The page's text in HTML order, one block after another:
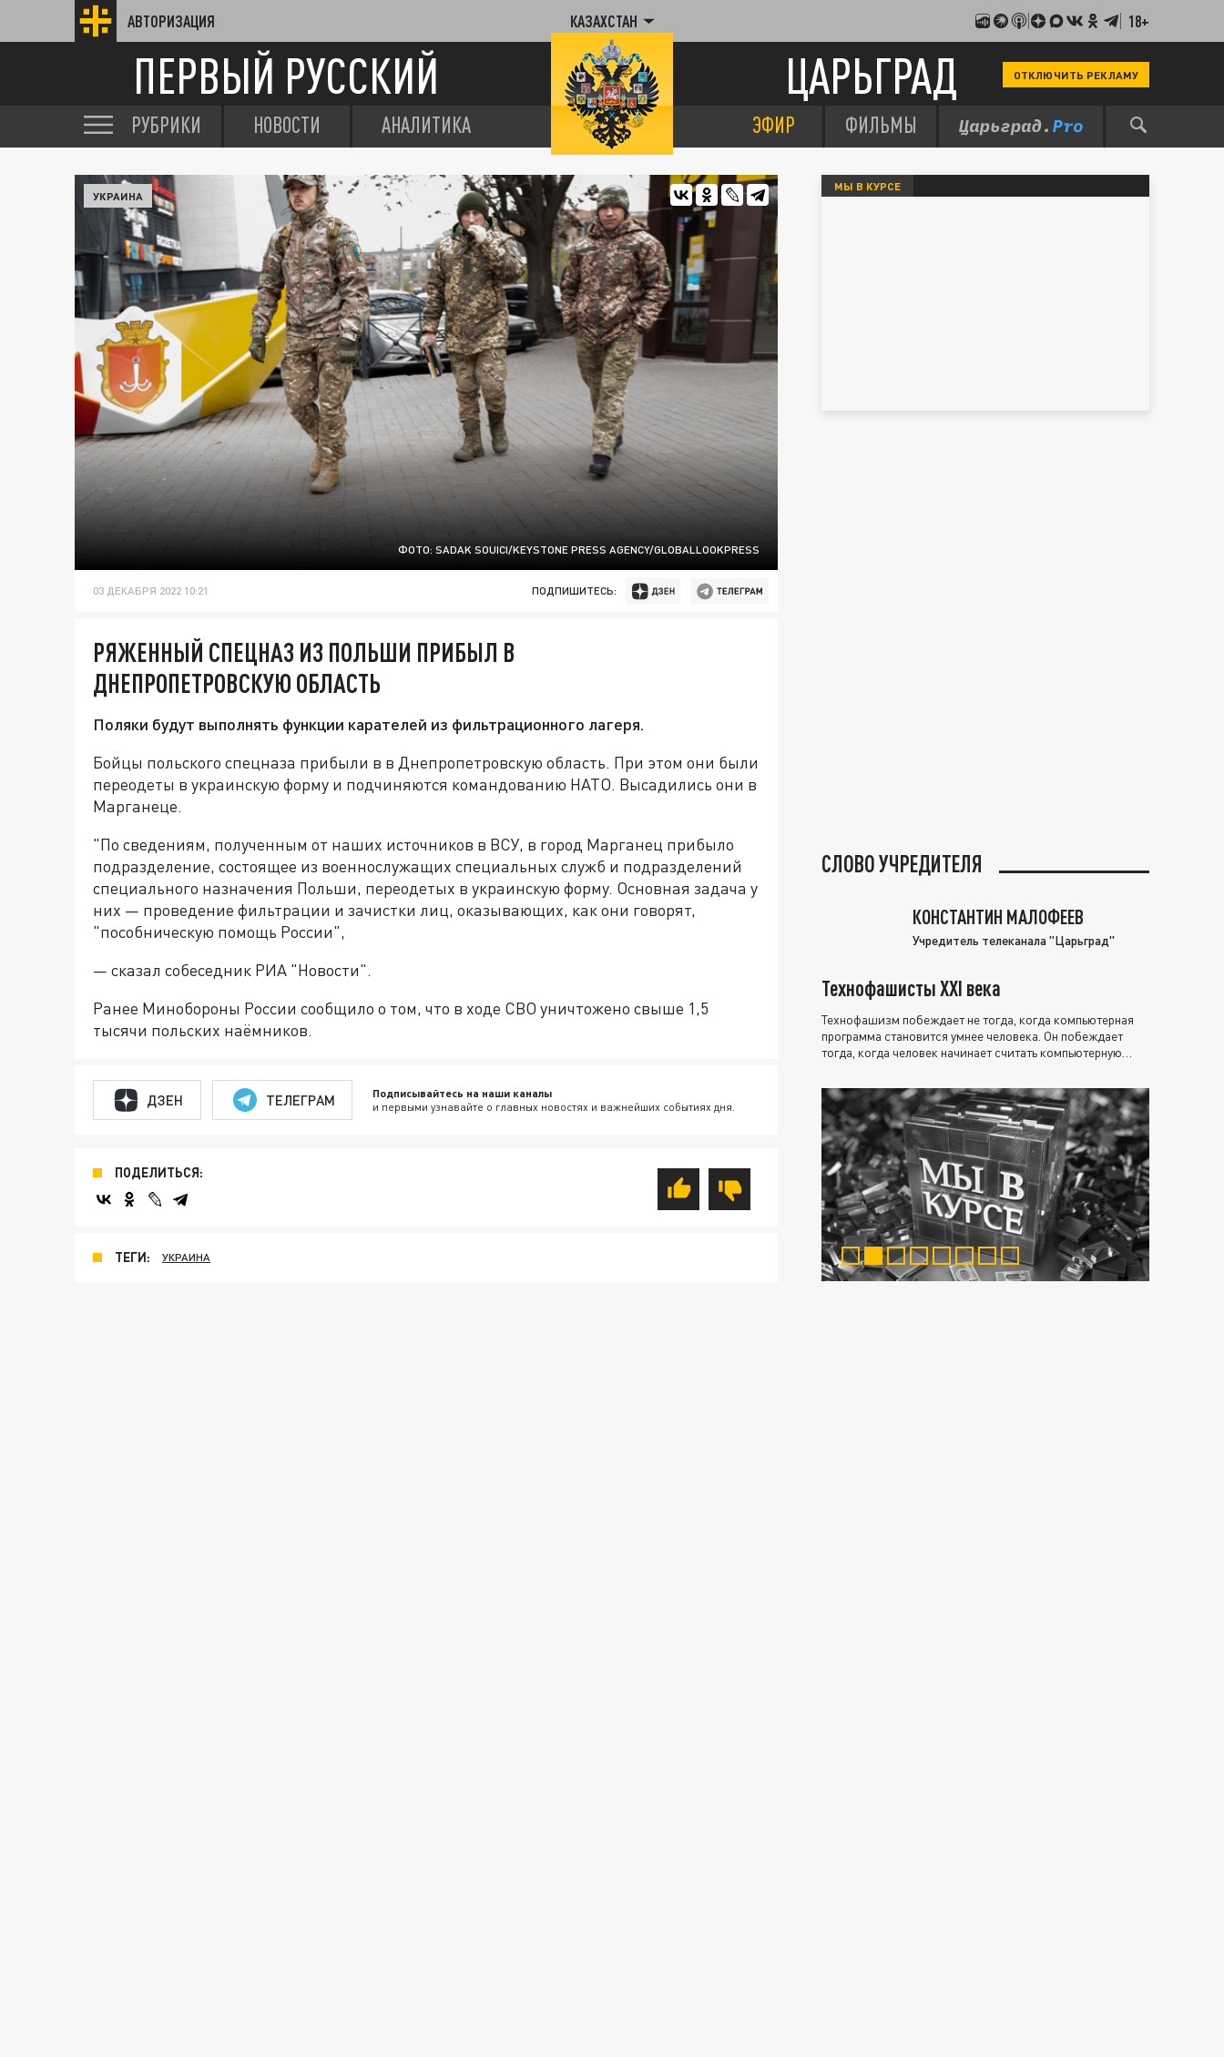
АВТОРИЗАЦИЯ КАЗАХСТАН 18+
ПЕРВЫЙ РУССКИЙ ЦАРЬГРАД ОТКЛЮЧИТЬ РЕКЛАМУ
РУБРИКИ НОВОСТИ АНАЛИТИКА ЭФИР ФИЛЬМЫ
ФОТО: SADAK SOUICI/KEYSTONE PRESS AGENCY/GLOBALLOOKPRESS
УКРАИНА
03 ДЕКАБРЯ 2022 10:21 ПОДПИШИТЕСЬ:
РЯЖЕННЫЙ СПЕЦНАЗ ИЗ ПОЛЬШИ ПРИБЫЛ В
ДНЕПРОПЕТРОВСКУЮ ОБЛАСТЬ
Поляки будут выполнять функции карателей из фильтрационного лагеря.
Бойцы польского спецназа прибыли в в Днепропетровскую область. При этом они были
переодеты в украинскую форму и подчиняются командованию НАТО. Высадились они в
Марганеце.
"По сведениям, полученным от наших источников в ВСУ, в город Марганец прибыло
подразделение, состоящее из военнослужащих специальных служб и подразделений
специального назначения Польши, переодетых в украинскую форму. Основная задача у
них — проведение фильтрации и зачистки лиц, оказывающих, как они говорят,
"пособническую помощь России",
— сказал собеседник РИА "Новости".
Ранее Минобороны России сообщило о том, что в ходе СВО уничтожено свыше 1,5
тысячи польских наёмников.
ДЗЕН ТЕЛЕГРАМ Подписывайтесь на наши каналы
и первыми узнавайте о главных новостях и важнейших событиях дня.
ПОДЕЛИТЬСЯ:
ТЕГИ: УКРАИНА
МЫ В КУРСЕ
СЛОВО УЧРЕДИТЕЛЯ
КОНСТАНТИН МАЛОФЕЕВ
Учредитель телеканала "Царьград"
Технофашисты XXI века
Технофашизм побеждает не тогда, когда компьютерная
программа становится умнее человека. Он побеждает
тогда, когда человек начинает считать компьютерную